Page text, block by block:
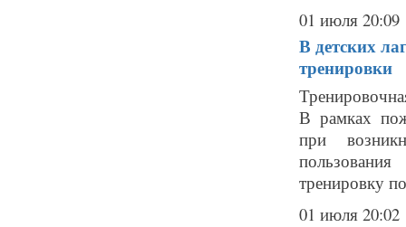
01 июля 20:09
В детских
тренировки
В рамках
при
тренировку
01 июля 20:02